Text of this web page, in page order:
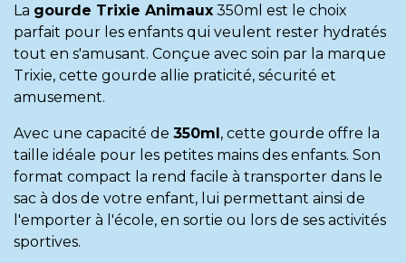
La gourde Trixie Animaux 350ml est le choix
parfait pour les enfants qui veulent rester hydratés
tout en s'amusant. Conçue avec soin par la marque
Trixie, cette gourde allie praticité, sécurité et
amusement.
Avec une capacité de 350ml, cette gourde offre la
taille idéale pour les petites mains des enfants. Son
format compact la rend facile à transporter dans le
sac à dos de votre enfant, lui permettant ainsi de
l'emporter à l'école, en sortie ou lors de ses activités
sportives.